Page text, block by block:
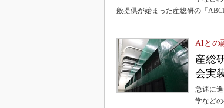
般提供が始まった産総研の「
AIとの
産総
会実
急速に
学など